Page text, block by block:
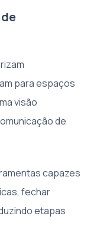
para espaços
visão
de
capazes
fechar
etapas